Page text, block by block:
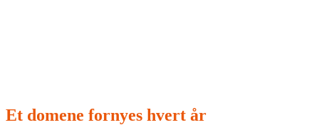
Et domene fornyes hvert år